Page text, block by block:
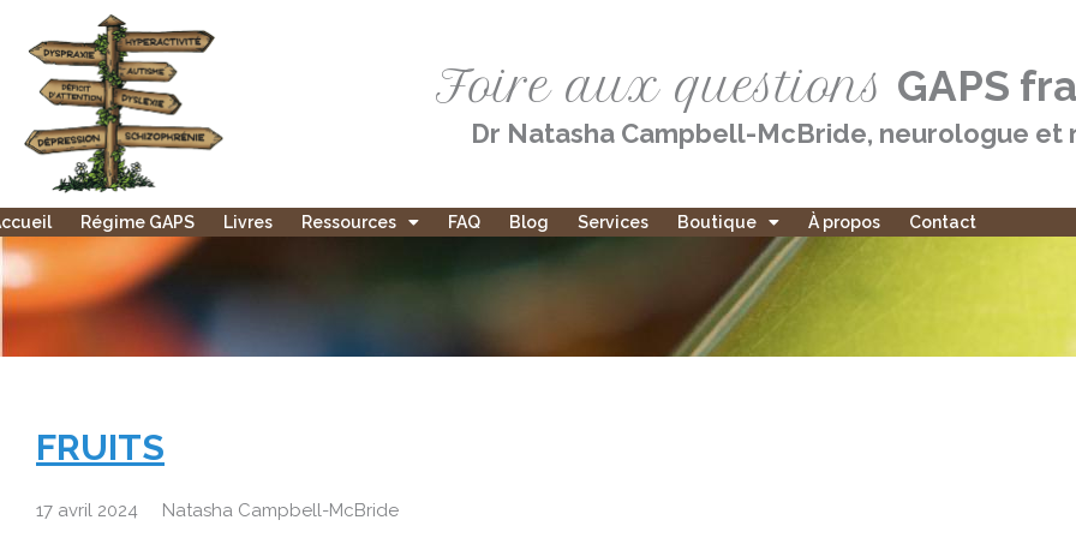
contenu
Foire aux questions GAPS
Dr Natasha Campbell-McBride, neurologue et
Régime GAPS Livres Ressources FAQ Blog Services Boutique À propos Contact
FRUITS
17 avril 2024 Natasha Campbell-McBride